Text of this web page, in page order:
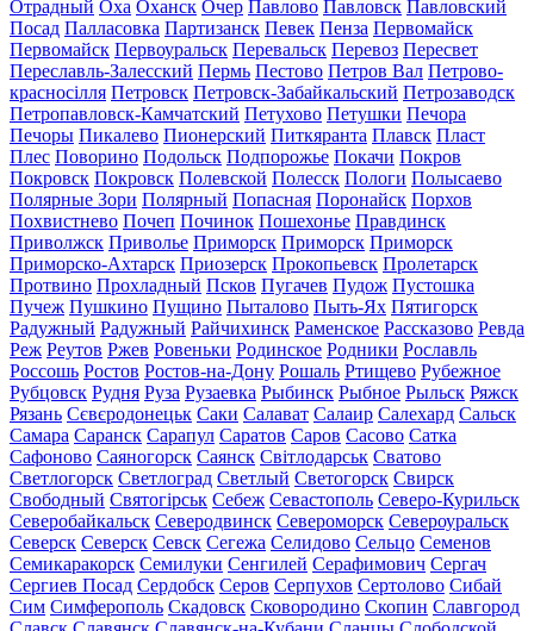
Отрадный Оха Оханск Очер Павлово Павловск Павловский
Посад Палласовка Партизанск Певек Пенза Первомайск
Первомайск Первоуральск Перевальск Перевоз Пересвет
Переславль-Залесский Пермь Пестово Петров Вал Петрово-
красносілля Петровск Петровск-Забайкальский Петрозаводск
Петропавловск-Камчатский Петухово Петушки Печора
Печоры Пикалево Пионерский Питкяранта Плавск Пласт
Плес Поворино Подольск Подпорожье Покачи Покров
Покровск Покровск Полевской Полесск Пологи Полысаево
Полярные Зори Полярный Попасная Поронайск Порхов
Похвистнево Почеп Починок Пошехонье Правдинск
Приволжск Приволье Приморск Приморск Приморск
Приморско-Ахтарск Приозерск Прокопьевск Пролетарск
Протвино Прохладный Псков Пугачев Пудож Пустошка
Пучеж Пушкино Пущино Пыталово Пыть-Ях Пятигорск
Радужный Радужный Райчихинск Раменское Рассказово Ревда
Реж Реутов Ржев Ровеньки Родинское Родники Рославль
Россошь Ростов Ростов-на-Дону Рошаль Ртищево Рубежное
Рубцовск Рудня Руза Рузаевка Рыбинск Рыбное Рыльск Ряжск
Рязань Сєвєродонецьк Саки Салават Салаир Салехард Сальск
Самара Саранск Сарапул Саратов Саров Сасово Сатка
Сафоново Саяногорск Саянск Світлодарськ Сватово
Светлогорск Светлоград Светлый Светогорск Свирск
Свободный Святогірськ Себеж Севастополь Северо-Курильск
Северобайкальск Северодвинск Североморск Североуральск
Северск Северск Севск Сегежа Селидово Сельцо Семенов
Семикаракорск Семилуки Сенгилей Серафимович Сергач
Сергиев Посад Сердобск Серов Серпухов Сертолово Сибай
Сим Симферополь Скадовск Сковородино Скопин Славгород